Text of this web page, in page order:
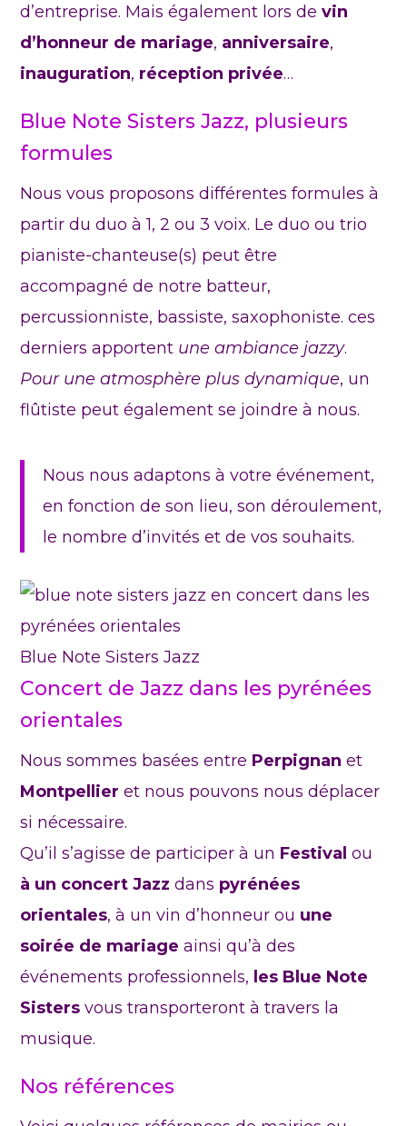
d’entreprise. Mais également lors de vin
d’honneur de mariage, anniversaire,
inauguration, réception privée…
Blue Note Sisters Jazz, plusieurs
formules
Nous vous proposons différentes formules à
partir du duo à 1, 2 ou 3 voix. Le duo ou trio
pianiste-chanteuse(s) peut être
accompagné de notre batteur,
percussionniste, bassiste, saxophoniste. ces
derniers apportent une ambiance jazzy.
Pour une atmosphère plus dynamique, un
flûtiste peut également se joindre à nous.
Nous nous adaptons à votre événement,
en fonction de son lieu, son déroulement,
le nombre d’invités et de vos souhaits.
Blue Note Sisters Jazz
Concert de Jazz dans les pyrénées
orientales
Nous sommes basées entre Perpignan et
Montpellier et nous pouvons nous déplacer
si nécessaire.
Qu’il s’agisse de participer à un Festival ou
à un concert Jazzdans pyrénées
orientales, à un vin d’honneur ou une
soirée de mariage ainsi qu’à des
événements professionnels, les Blue Note
Sisters vous transporteront à travers la
musique.
Nos références